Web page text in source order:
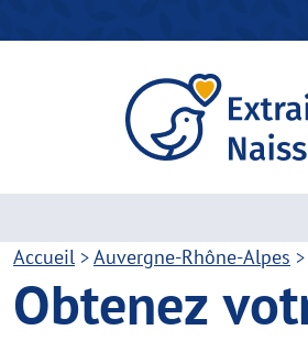
Accueil > Auvergne-Rhône-Alpes >
Obtenez